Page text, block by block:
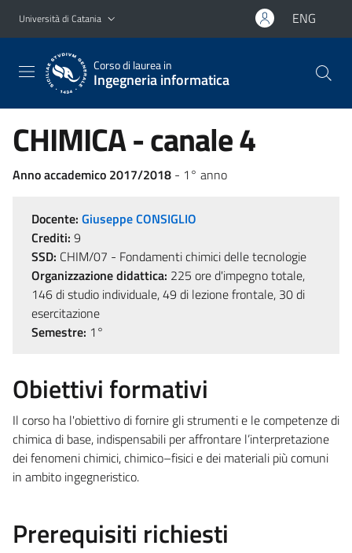
Vai al contenuto principale
Vai al menu di navigazione
Università di Catania ENG
Corso di laurea in
Ingegneria informatica
CHIMICA - canale 4
Anno accademico 2017/2018 - 1° anno
Docente: Giuseppe CONSIGLIO
Crediti: 9
SSD: CHIM/07 - Fondamenti chimici delle tecnologie
Organizzazione didattica: 225 ore d'impegno totale,
146 di studio individuale, 49 di lezione frontale, 30 di
esercitazione
Semestre: 1°
Obiettivi formativi
Il corso ha l'obiettivo di fornire gli strumenti e le competenze di
chimica di base, indispensabili per affrontare l’interpretazione
dei fenomeni chimici, chimico–fisici e dei materiali più comuni
in ambito ingegneristico.
Prerequisiti richiesti